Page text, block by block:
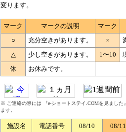
変ります。
マーク マークの説明
マーク
○
充分空きがあります。 ×
△
少し空きがあります。 1〜10
休
お休みです。
※ ご連絡の際には 『e-ショートステイ.COMを見まし
ます。
施設名 電話番号 08/10
08/11